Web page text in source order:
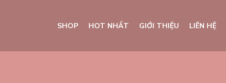
SHOP HOT NHẤT GIỚI THIỆU LIÊN HỆ